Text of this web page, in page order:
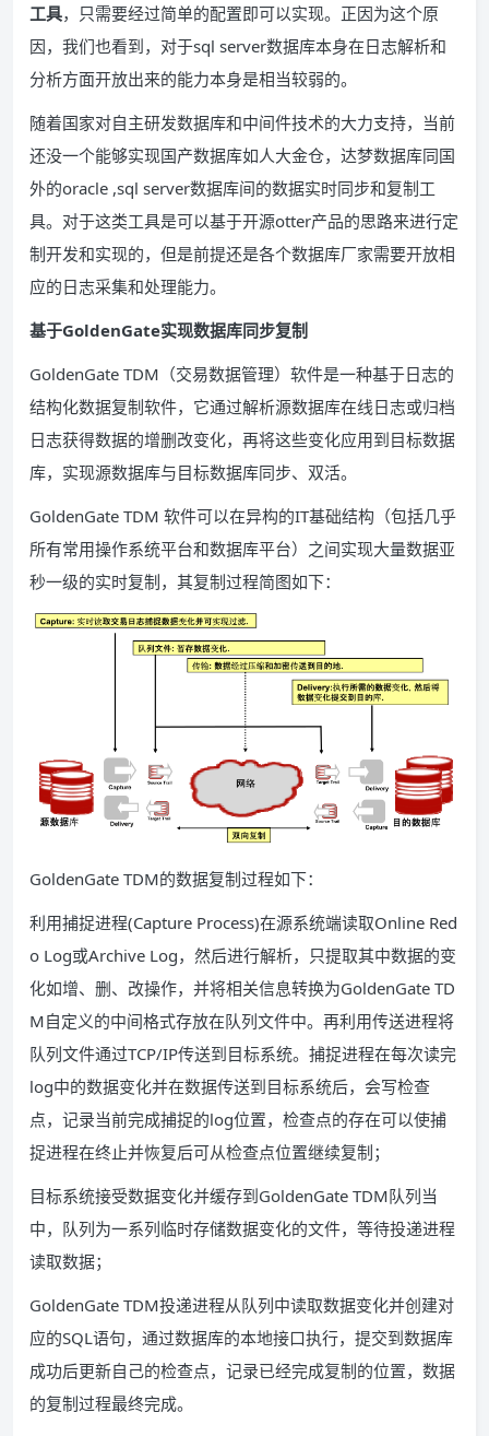
工具，只需要经过简单的配置即可以实现。正因为这个原
因，我们也看到，对于sql server数据库本身在日志解析和
分析方面开放出来的能力本身是相当较弱的。
随着国家对自主研发数据库和中间件技术的大力支持，当前
还没一个能够实现国产数据库如人大金仓，达梦数据库同国
外的oracle ,sql server数据库间的数据实时同步和复制工
具。对于这类工具是可以基于开源otter产品的思路来进行定
制开发和实现的，但是前提还是各个数据库厂家需要开放相
应的日志采集和处理能力。
基于GoldenGate实现数据库同步复制
GoldenGate TDM（交易数据管理）软件是一种基于日志的
结构化数据复制软件，它通过解析源数据库在线日志或归档
日志获得数据的增删改变化，再将这些变化应用到目标数据
库，实现源数据库与目标数据库同步、双活。
GoldenGate TDM 软件可以在异构的IT基础结构（包括几乎
所有常用操作系统平台和数据库平台）之间实现大量数据亚
秒一级的实时复制，其复制过程简图如下：
GoldenGate TDM的数据复制过程如下：
利用捕捉进程(Capture Process)在源系统端读取Online Red
o Log或Archive Log，然后进行解析，只提取其中数据的变
化如增、删、改操作，并将相关信息转换为GoldenGate TD
M自定义的中间格式存放在队列文件中。再利用传送进程将
队列文件通过TCP/IP传送到目标系统。捕捉进程在每次读完
log中的数据变化并在数据传送到目标系统后，会写检查
点，记录当前完成捕捉的log位置，检查点的存在可以使捕
捉进程在终止并恢复后可从检查点位置继续复制；
目标系统接受数据变化并缓存到GoldenGate TDM队列当
中，队列为一系列临时存储数据变化的文件，等待投递进程
读取数据；
GoldenGate TDM投递进程从队列中读取数据变化并创建对
应的SQL语句，通过数据库的本地接口执行，提交到数据库
成功后更新自己的检查点，记录已经完成复制的位置，数据
的复制过程最终完成。